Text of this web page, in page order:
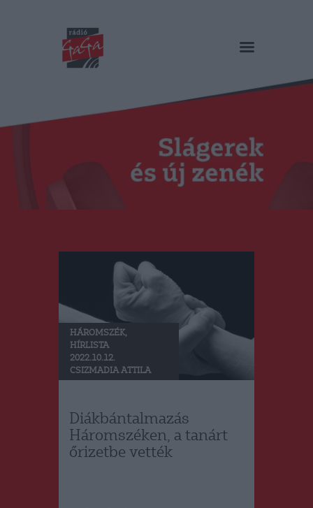
RÁDIÓ GAGA
Műsorok
Duma Duba
Podcast és videók
Stáb
HÁROMSZÉK,
HÍRLISTA
2022.10.12.
CSIZMADIA ATTILA
Diákbántalmazás
Háromszéken, a tanárt
őrizetbe vették